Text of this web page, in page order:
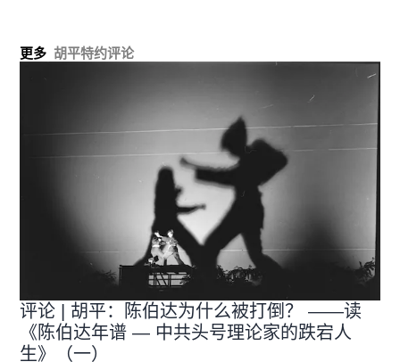
更多 胡平特约评论
评论 | 胡平：陈伯达为什么被打倒？ ——读
《陈伯达年谱 — 中共头号理论家的跌宕人
生》（一）